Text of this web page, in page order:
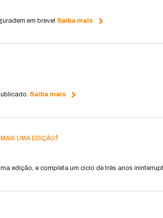
em breve! Saiba mais
Saiba mais
uma edição!
edição, e completa um ciclo de três anos